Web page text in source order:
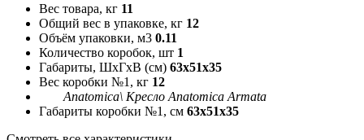
Вес товара, кг 11
Общий вес в упаковке, кг 12
Объём упаковки, м3 0.11
Количество коробок, шт 1
Габариты, ШxГxВ (см) 63x51x35
Вес коробки №1, кг 12
Anatomica\ Кресло Anatomica Armata
Габариты коробки №1, см 63x51x35